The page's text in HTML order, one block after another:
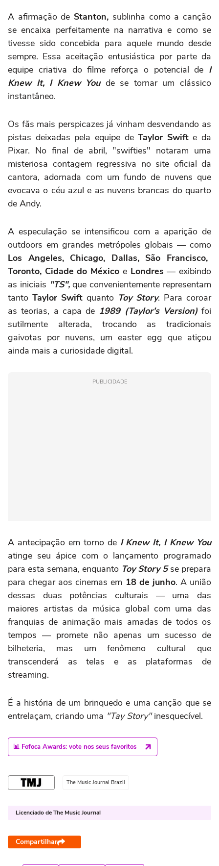
A afirmação de Stanton, sublinha como a canção
se encaixa perfeitamente na narrativa e como se
tivesse sido concebida para aquele mundo desde
sempre. Essa aceitação entusiástica por parte da
equipe criativa do filme reforça o potencial de I
Knew It, I Knew Youde se tornar um clássico
instantâneo.
Os fãs mais perspicazes já vinham desvendando as
pistas deixadas pela equipe deTaylor Swifte da
Pixar. No final de abril, "swifties" notaram uma
misteriosa contagem regressiva no site oficial da
cantora, adornada com um fundo de nuvens que
evocava o céu azul e as nuvens brancas do quarto
de Andy.
A especulação se intensificou com a aparição de
outdoors em grandes metrópoles globais — como
Los Angeles, Chicago, Dallas, São Francisco,
Toronto, Cidade do México eLondres — exibindo
as iniciais "TS",que convenientemente representam
tanto Taylor Swift quanto Toy Story. Para coroar
as teorias, a capa de 1989 (Taylor's Version) foi
sutilmente alterada, trocando as tradicionais
gaivotas por nuvens, um easter egg que atiçou
ainda mais a curiosidade digital.
PUBLICIDADE
A antecipação em torno de I Knew It, I Knew You
atinge seu ápice com o lançamento programado
para esta semana, enquanto Toy Story 5 se prepara
para chegar aos cinemas em 18 de junho. A união
dessas duas potências culturais — uma das
maiores artistas da música global com uma das
franquias de animação mais amadas de todos os
tempos — promete não apenas um sucesso de
bilheteria, mas um fenômeno cultural que
transcenderá as telas e as plataformas de
streaming.
É a história de um brinquedo e uma canção que se
entrelaçam, criando uma "Tay Story"inesquecível.
📊 Fofoca Awards: vote nos seus favoritos
The Music Journal Brazil
Licenciado de The Music Journal
Compartilhar